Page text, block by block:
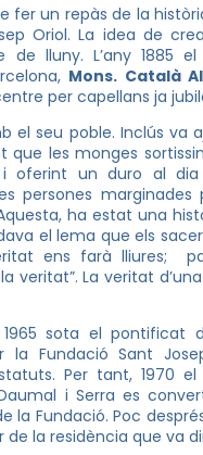
fer un repàs de la
Oriol. La idea de
de lluny. L’any 1885
Mons. Català
per capellans ja
el seu poble. Inclús va
que les monges
oferint un duro al dia
persones
ha estat una
el lema que els
ens farà lliures;
veritat”. La veritat
sota el pontificat
la Fundació Sant
Per tant, 1970 el
i Serra es
la Fundació. Poc
la residència que va